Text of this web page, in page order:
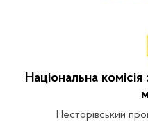
Національна
Несторівський